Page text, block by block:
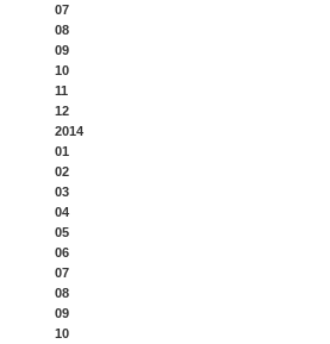
07
08
09
10
11
12
2014
01
02
03
04
05
06
07
08
09
10